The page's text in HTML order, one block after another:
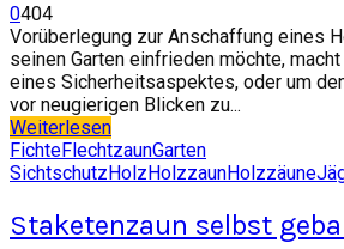
0404
Vorüberlegung zur Anschaffung eines
seinen Garten einfrieden möchte,
eines Sicherheitsaspektes, oder um
vor neugierigen Blicken zu...
Weiterlesen
FichteFlechtzaunGarten
SichtschutzHolzHolzzaunHolzzäune
Staketenzaun selbst